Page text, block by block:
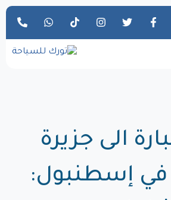
الى جزيرة
في إسطنبول: